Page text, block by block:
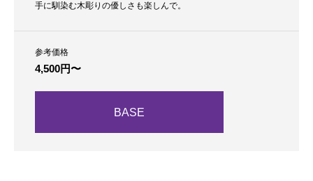
手に馴染む木彫りの優しさも楽しんで。
参考価格
4,500円〜
BASE